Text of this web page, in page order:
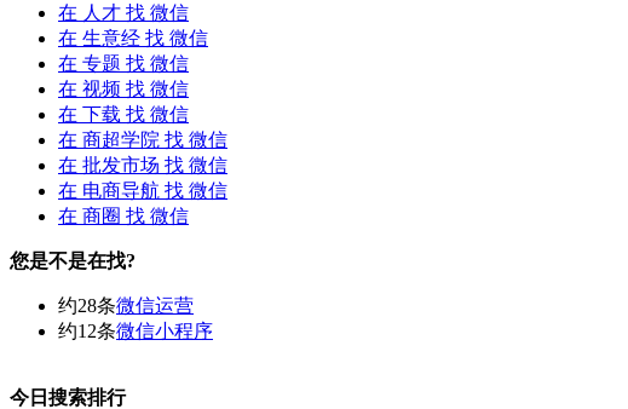
在 人才 找 微信
在 生意经 找 微信
在 专题 找 微信
在 视频 找 微信
在 下载 找 微信
在 商超学院 找 微信
在 批发市场 找 微信
在 电商导航 找 微信
在 商圈 找 微信
您是不是在找?
约28条微信运营
约12条微信小程序
今日搜索排行